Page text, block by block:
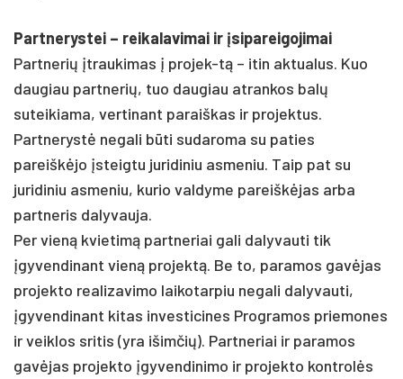
Partnerystei – reikalavimai ir įsipareigojimai
Partnerių įtraukimas į projek-tą – itin aktualus. Kuo
daugiau partnerių, tuo daugiau atrankos balų
suteikiama, vertinant paraiškas ir projektus.
Partnerystė negali būti sudaroma su paties
pareiškėjo įsteigtu juridiniu asmeniu. Taip pat su
juridiniu asmeniu, kurio valdyme pareiškėjas arba
partneris dalyvauja.
Per vieną kvietimą partneriai gali dalyvauti tik
įgyvendinant vieną projektą. Be to, paramos gavėjas
projekto realizavimo laikotarpiu negali dalyvauti,
įgyvendinant kitas investicines Programos priemones
ir veiklos sritis (yra išimčių). Partneriai ir paramos
gavėjas projekto įgyvendinimo ir projekto kontrolės